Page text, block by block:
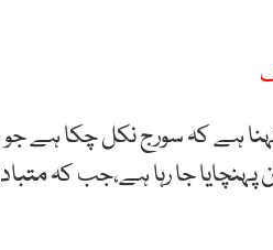
ہے کہ سورج نکل چکا ہے
جا رہا ہے،جب کہ